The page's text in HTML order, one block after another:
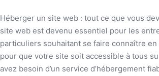
Héberger un site web : tout ce que vous
site web est devenu essentiel pour les
particuliers souhaitant se faire connaître en
pour que votre site soit accessible à tous
avez besoin d’un service d’hébergement